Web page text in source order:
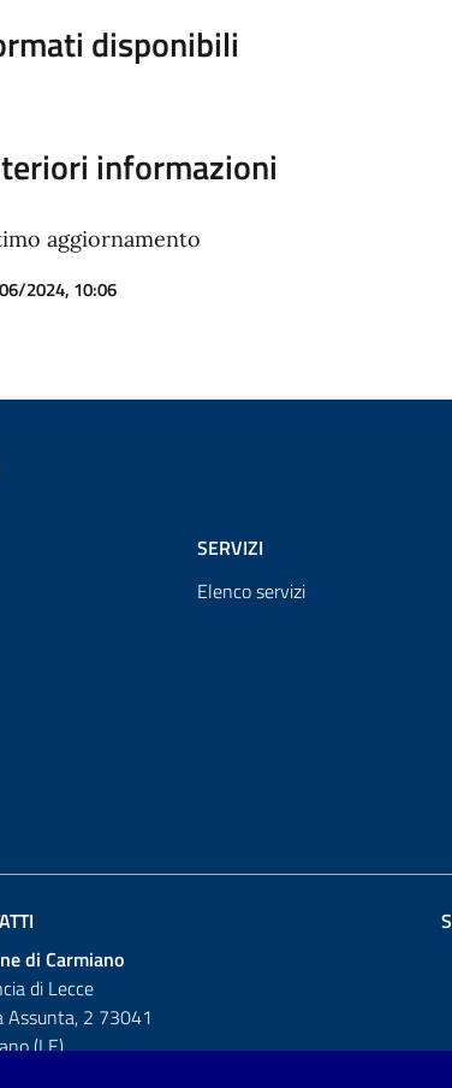
disponibili
informazioni
aggiornamento
2024, 10:06
SERVIZI
Elenco servizi
di Carmiano
di Lecce
Assunta, 2 73041
(LE)